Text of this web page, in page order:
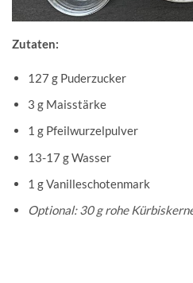
Zutaten:
127 g Puderzucker
3 g Maisstärke
1 g Pfeilwurzelpulver
13-17 g Wasser
1 g Vanilleschotenmark
Optional: 30 g rohe